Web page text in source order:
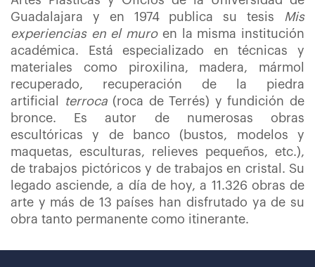
Guadalajara y en 1974 publica su tesis
Mis
experiencias en el muroen la misma institución
académica. Está especializado en técnicas y
materiales como piroxilina, madera, mármol
recuperado, recuperación de la piedra
artificial
terroca(roca de Terrés) y fundición de
bronce. Es autor de numerosas obras
escultóricas y de banco (bustos, modelos y
maquetas, esculturas, relieves pequeños, etc.),
de trabajos pictóricos y de trabajos en cristal. Su
legado asciende, a día de hoy, a 11.326 obras de
arte y más de 13 países han disfrutado ya de su
obra tanto permanente como itinerante.